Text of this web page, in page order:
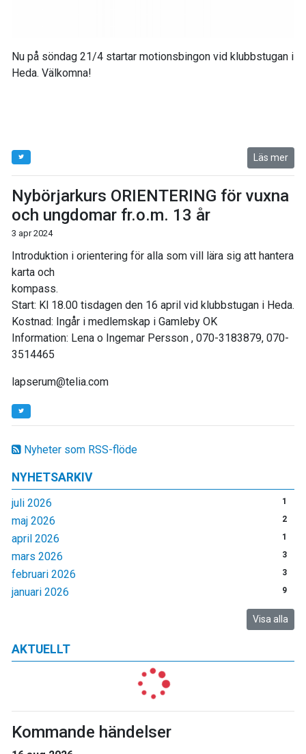
Nyheter som RSS-flöde
NYHETSARKIV
juli 2026 1
maj 2026 2
april 2026 1
mars 2026 3
februari 2026 3
januari 2026 9
Visa alla
AKTUELLT
Kommande händelser
Nu på söndag 21/4 startar motionsbingon vid klubbstugan i
Heda. Välkomna!
Läs mer
Nybörjarkurs ORIENTERING för vuxna
och ungdomar fr.o.m. 13 år
3 apr 2024
Introduktion i orientering för alla som vill lära sig att hantera
karta och
kompass.
Start: Kl 18.00 tisdagen den 16 april vid klubbstugan i Heda.
Kostnad: Ingår i medlemskap i Gamleby OK
Information: Lena o Ingemar Persson , 070-3183879, 070-
3514465
lapserum@telia.com